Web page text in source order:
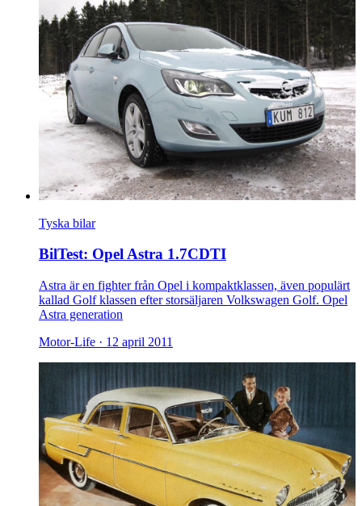
Tyska bilar
BilTest: Opel Astra 1.7CDTI
Astra är en fighter från Opel i kompaktklassen, även populärt
kallad Golf klassen efter storsäljaren Volkswagen Golf. Opel
Astra generation
Motor-Life · 12 april 2011